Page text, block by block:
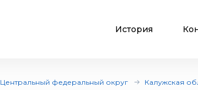
История
Центральный федеральный округ Калужская